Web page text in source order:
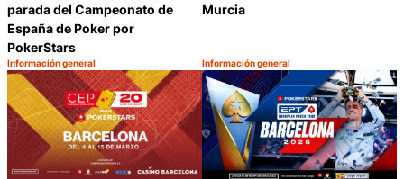
parada del Campeonato de
España de Poker por
PokerStars
Categoría:
Información general
Compartir
Murcia
Categoría:
Información general